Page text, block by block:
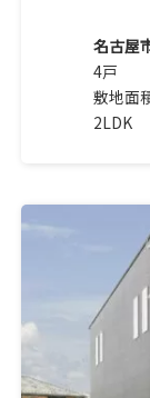
名古屋
4戸
敷地面
2LDK